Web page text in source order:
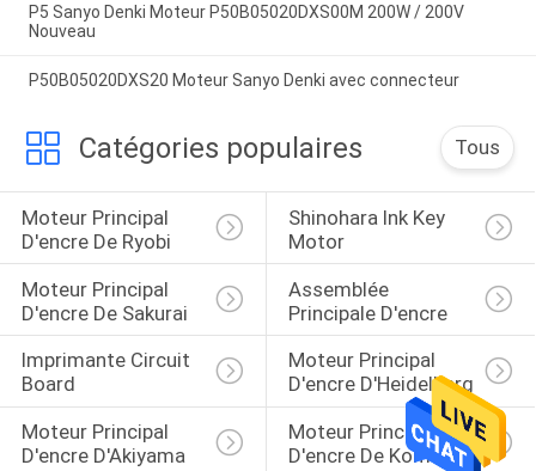
P5 Sanyo Denki Moteur P50B05020DXS00M 200W / 200V
Nouveau
P50B05020DXS20 Moteur Sanyo Denki avec connecteur
Catégories populaires Tous
Moteur Principal
D'encre De Ryobi
Shinohara Ink Key
Motor
Moteur Principal
D'encre De Sakurai
Assemblée
Principale D'encre
Imprimante Circuit
Board
Moteur Principal
D'encre D'Heidelberg
Moteur Principal
D'encre D'Akiyama
Moteur Principal
D'encre De Komori